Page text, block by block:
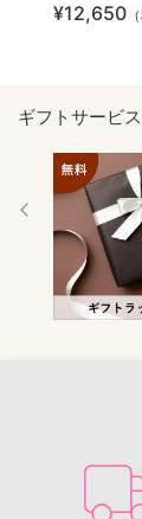
¥12,650
ギフトサービス